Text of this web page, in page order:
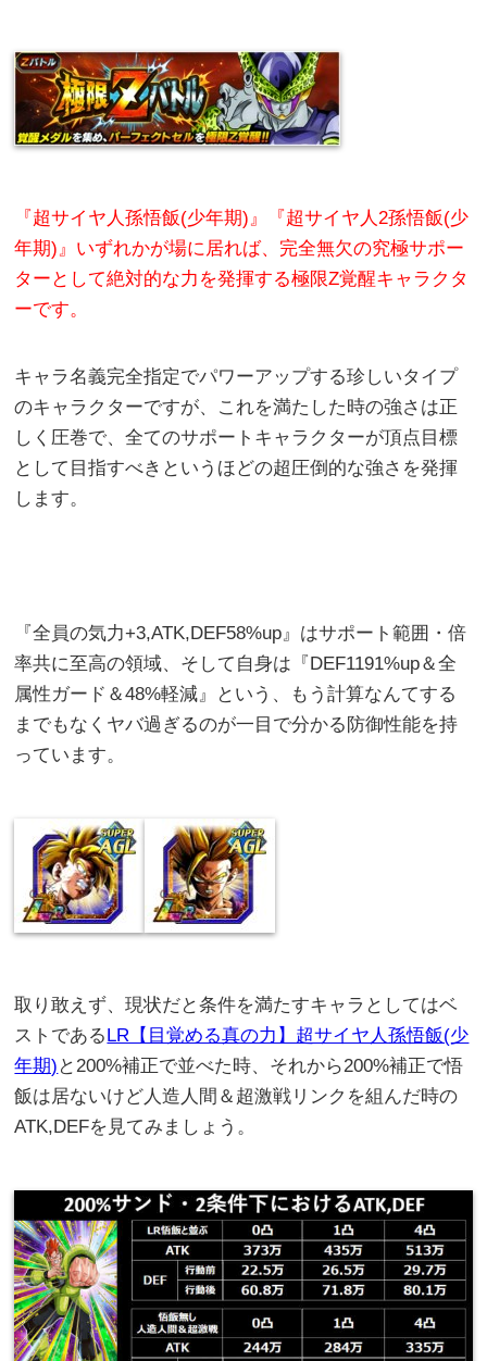
『超サイヤ人孫悟飯(少年期)』『超サイヤ人2孫悟飯(少
年期)』いずれかが場に居れば、完全無欠の究極サポー
ターとして絶対的な力を発揮する極限Z覚醒キャラクタ
ーです。
キャラ名義完全指定でパワーアップする珍しいタイプ
のキャラクターですが、これを満たした時の強さは正
しく圧巻で、全てのサポートキャラクターが頂点目標
として目指すべきというほどの超圧倒的な強さを発揮
します。
『全員の気力+3,ATK,DEF58%up』はサポート範囲・倍
率共に至高の領域、そして自身は『DEF1191%up＆全
属性ガード＆48%軽減』という、もう計算なんてする
までもなくヤバ過ぎるのが一目で分かる防御性能を持
っています。
取り敢えず、現状だと条件を満たすキャラとしてはベ
ストである LR【目覚める真の力】超サイヤ人孫悟飯(少
年期) と200%補正で並べた時、それから200%補正で悟
飯は居ないけど人造人間＆超激戦リンクを組んだ時の
ATK,DEFを見てみましょう。